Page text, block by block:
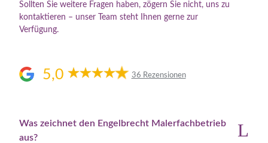
Sollten Sie weitere Fragen haben, zögern Sie nicht, uns zu
kontaktieren – unser Team steht Ihnen gerne zur
Verfügung.
5,0 36 Rezensionen
Was zeichnet den Engelbrecht Malerfachbetrieb
aus?